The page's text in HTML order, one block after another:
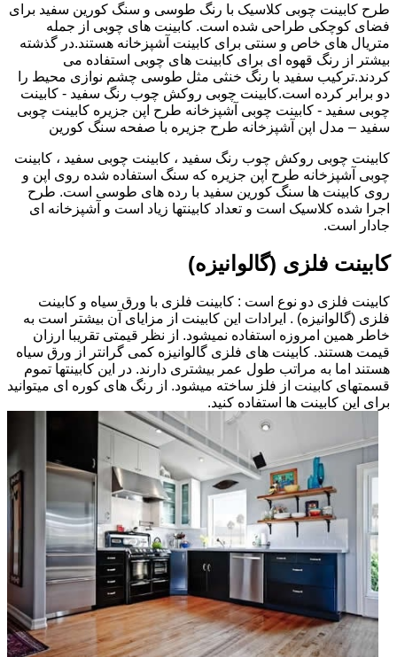
طرح کابینت چوبی کلاسیک با رنگ طوسی و سنگ کورین سفید برای
فضای کوچکی طراحی شده است. کابینت های چوبی از جمله
متریال های خاص و سنتی برای کابینت آشپزخانه هستند.در گذشته
بیشتر از رنگ قهوه ای برای کابینت های چوبی استفاده می
کردند.ترکیب سفید با رنگ خنثی مثل طوسی چشم نوازی محیط را
دو برابر کرده است.کابینت چوبی روکش چوب رنگ سفید - کابینت
چوبی سفید - کابینت چوبی آشپزخانه طرح اپن جزیره کابینت چوبی
سفید – مدل اپن آشپزخانه طرح جزیره با صفحه سنگ کورین
کابینت چوبی روکش چوب رنگ سفید ، کابینت چوبی سفید ، کابینت
چوبی آشپزخانه طرح اپن جزیره که سنگ استفاده شده روی اپن و
روی کابینت ها سنگ کورین سفید با رده های طوسی است. طرح
اجرا شده کلاسیک است و تعداد کابینتها زیاد است و آشپزخانه ای
جادار است.
کابینت فلزی (گالوانیزه)
کابینت فلزی دو نوع است : کابینت فلزی با ورق سیاه و کابینت
فلزی (گالوانیزه) . ایرادات این کابینت از مزایای آن بیشتر است به
خاطر همین امروزه استفاده نمیشود. از نظر قیمتی تقریبا ارزان
قیمت هستند. کابینت های فلزی گالوانیزه کمی گرانتر از ورق سیاه
هستند اما به مراتب طول عمر بیشتری دارند. در این کابینتها تموم
قسمتهای کابینت از فلز ساخته میشود. از رنگ های کوره ای میتوانید
برای این کابینت ها استفاده کنید.